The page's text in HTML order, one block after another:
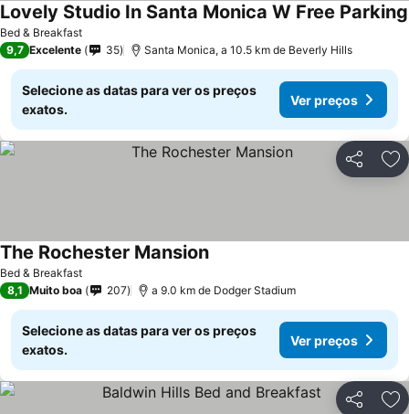
Bed & Breakfast
Lovely Studio In Santa Monica W Free Parking
9,7 Excelente 35 Santa Monica, a 10.5 km de Beverly Hills
Selecione as datas para ver os preços
exatos.
Ver preços
Partilhar
Bed & Breakfast
The Rochester Mansion
8,1 Muito boa 207 a 9.0 km de Dodger Stadium
Selecione as datas para ver os preços
exatos.
Ver preços
Partilhar